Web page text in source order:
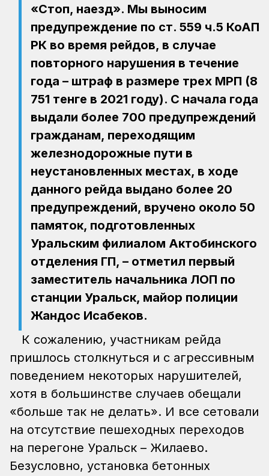
«Стоп, наезд». Мы выносим
предупреждение по ст. 559 ч.5 КоАП
РК во время рейдов, в случае
повторного нарушения в течение
года – штраф в размере трех МРП (8
751 тенге в 2021 году). С начала года
выдали более 700 предупреждений
гражданам, переходящим
железнодорожные пути в
неустановленных местах, в ходе
данного рейда выдано более 20
предупреждений, вручено около 50
памяток, подготовленных
Уральским филиалом Актобинского
отделения ГП, – отметил первый
заместитель начальника ЛОП по
станции Уральск, майор полиции
Жандос Исабеков.
К сожалению, участникам рейда
пришлось столкнуться и с агрессивным
поведением некоторых нарушителей,
хотя в большинстве случаев обещали
«больше так не делать». И все сетовали
на отсутствие пешеходных переходов
на перегоне Уральск – Жилаево.
Безусловно, установка бетонных